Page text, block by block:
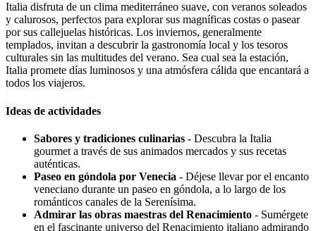
Italia disfruta de un clima mediterráneo suave, con veranos soleados
y calurosos, perfectos para explorar sus magníficas costas o pasear
por sus callejuelas históricas. Los inviernos, generalmente
templados, invitan a descubrir la gastronomía local y los tesoros
culturales sin las multitudes del verano. Sea cual sea la estación,
Italia promete días luminosos y una atmósfera cálida que encantará a
todos los viajeros.
Ideas de actividades
Sabores y tradiciones culinarias - Descubra la Italia
gourmet a través de sus animados mercados y sus recetas
auténticas.
Paseo en góndola por Venecia - Déjese llevar por el encanto
veneciano durante un paseo en góndola, a lo largo de los
románticos canales de la Serenísima.
Admirar las obras maestras del Renacimiento - Sumérgete
en el fascinante universo del Renacimiento italiano admirando